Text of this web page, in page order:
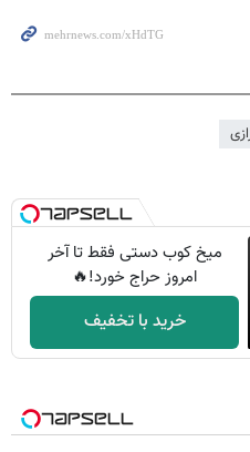
میخ کوب دستی فقط تا آخر
امروز حراج خورد!🔥
خرید با تخفیف